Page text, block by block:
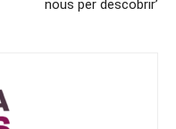
nous per descobrir’